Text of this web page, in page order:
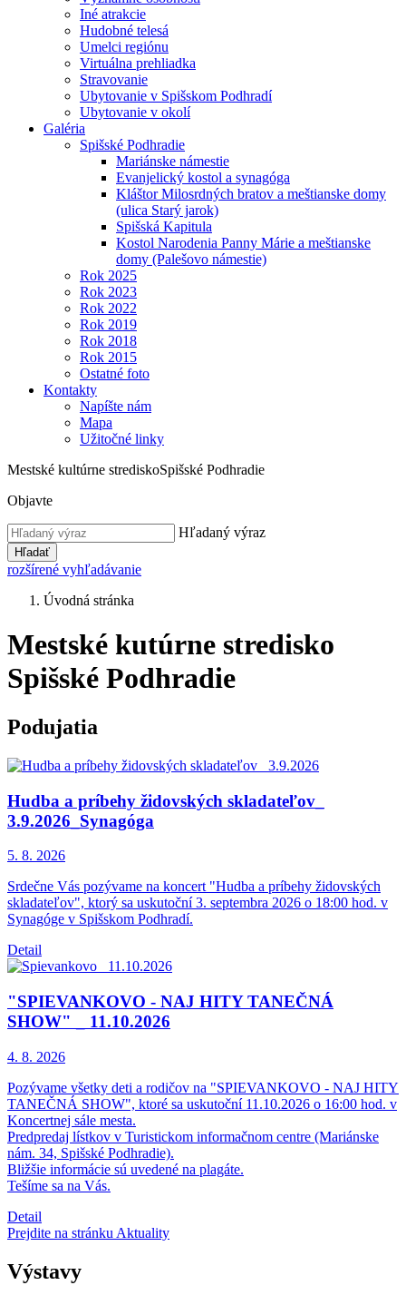
Iné atrakcie
Hudobné telesá
Umelci regiónu
Virtuálna prehliadka
Stravovanie
Ubytovanie v Spišskom Podhradí
Ubytovanie v okolí
Galéria
Spišské Podhradie
Mariánske námestie
Evanjelický kostol a synagóga
Kláštor Milosrdných bratov a meštianske domy
(ulica Starý jarok)
Spišská Kapitula
Kostol Narodenia Panny Márie a meštianske
domy (Palešovo námestie)
Rok 2025
Rok 2023
Rok 2022
Rok 2019
Rok 2018
Rok 2015
Ostatné foto
Kontakty
Napíšte nám
Mapa
Užitočné linky
Mestské kultúrne strediskoSpišské Podhradie
Objavte
Hľadaný výraz
Hľadať
rozšírené vyhľadávanie
Úvodná stránka
Mestské kutúrne stredisko
Spišské Podhradie
Podujatia
Hudba a príbehy židovských skladateľov_
3.9.2026_Synagóga
5. 8. 2026
Srdečne Vás pozývame na koncert "Hudba a príbehy židovských
skladateľov", ktorý sa uskutoční 3. septembra 2026 o 18:00 hod. v
Synagóge v Spišskom Podhradí.
Detail
"SPIEVANKOVO - NAJ HITY TANEČNÁ
SHOW" _ 11.10.2026
4. 8. 2026
Pozývame všetky deti a rodičov na "SPIEVANKOVO - NAJ HITY
TANEČNÁ SHOW", ktoré sa uskutoční 11.10.2026 o 16:00 hod. v
Koncertnej sále mesta.
Predpredaj lístkov v Turistickom informačnom centre (Mariánske
nám. 34, Spišské Podhradie).
Bližšie informácie sú uvedené na plagáte.
Tešíme sa na Vás.
Detail
Prejdite na stránku Aktuality
Výstavy